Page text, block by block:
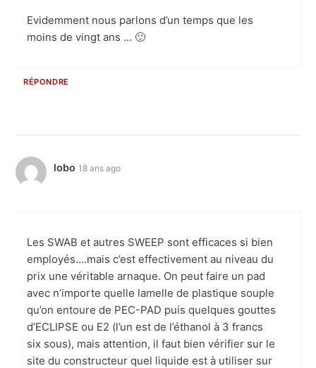
Evidemment nous parlons d’un temps que les
moins de vingt ans … 🙂
RÉPONDRE
lobo 18 ans ago
Les SWAB et autres SWEEP sont efficaces si bien
employés….mais c’est effectivement au niveau du
prix une véritable arnaque. On peut faire un pad
avec n’importe quelle lamelle de plastique souple
qu’on entoure de PEC-PAD puis quelques gouttes
d’ECLIPSE ou E2 (l’un est de l’éthanol à 3 francs
six sous), mais attention, il faut bien vérifier sur le
site du constructeur quel liquide est à utiliser sur